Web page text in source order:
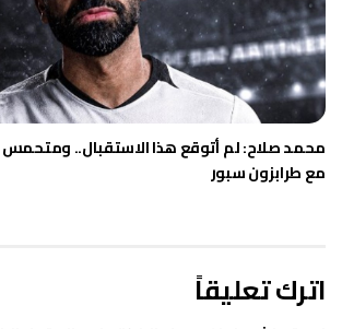
محمد صلاح: لم أتوقع هذا الاستقبال..
مع طرابزون سبور
اترك تعليقاً